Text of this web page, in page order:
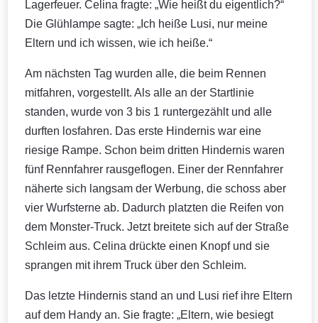
Lagerfeuer. Celina fragte: „Wie heißt du eigentlich?“
Die Glühlampe sagte: „Ich heiße Lusi, nur meine
Eltern und ich wissen, wie ich heiße.“
Am nächsten Tag wurden alle, die beim Rennen
mitfahren, vorgestellt. Als alle an der Startlinie
standen, wurde von 3 bis 1 runtergezählt und alle
durften losfahren. Das erste Hindernis war eine
riesige Rampe. Schon beim dritten Hindernis waren
fünf Rennfahrer rausgeflogen. Einer der Rennfahrer
näherte sich langsam der Werbung, die schoss aber
vier Wurfsterne ab. Dadurch platzten die Reifen von
dem Monster-Truck. Jetzt breitete sich auf der Straße
Schleim aus. Celina drückte einen Knopf und sie
sprangen mit ihrem Truck über den Schleim.
Das letzte Hindernis stand an und Lusi rief ihre Eltern
auf dem Handy an. Sie fragte: „Eltern, wie besiegt